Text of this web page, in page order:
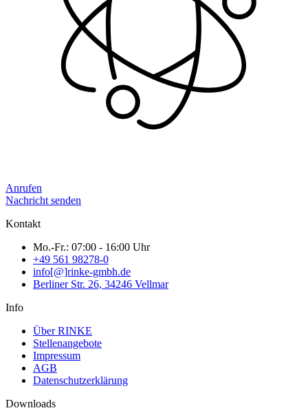
Anrufen
Nachricht senden
Kontakt
Mo.-Fr.: 07:00 - 16:00 Uhr
+49 561 98278-0
info[@]rinke-gmbh.de
Berliner Str. 26, 34246 Vellmar
Info
Über RINKE
Stellenangebote
Impressum
AGB
Datenschutzerklärung
Downloads